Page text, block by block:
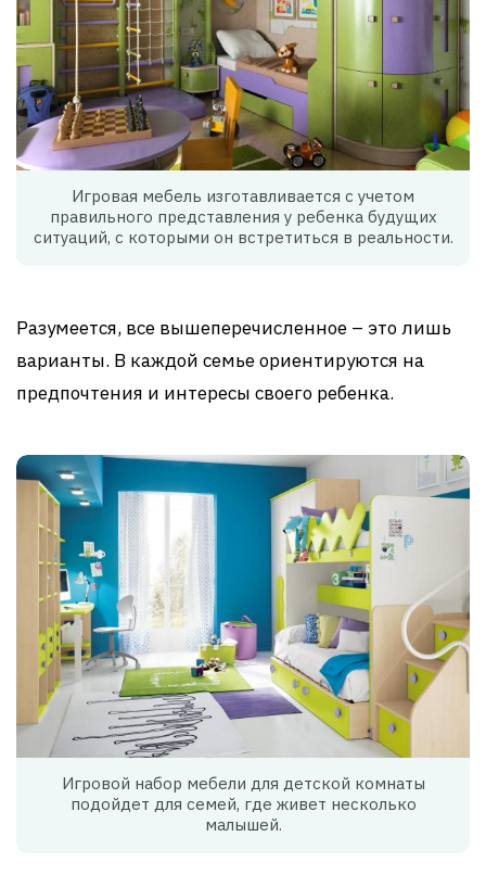
Игровая мебель изготавливается с учетом
правильного представления у ребенка будущих
ситуаций, с которыми он встретиться в реальности.
Разумеется, все вышеперечисленное – это лишь
варианты. В каждой семье ориентируются на
предпочтения и интересы своего ребенка.
Игровой набор мебели для детской комнаты
подойдет для семей, где живет несколько
малышей.